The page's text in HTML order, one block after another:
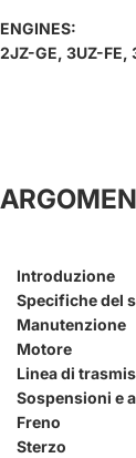
ENGINES:
2JZ-GE, 3UZ-FE,
Introduzione
Specifiche del
Manutenzione
Motore
Linea di
Sospensioni e
Freno
Sterzo